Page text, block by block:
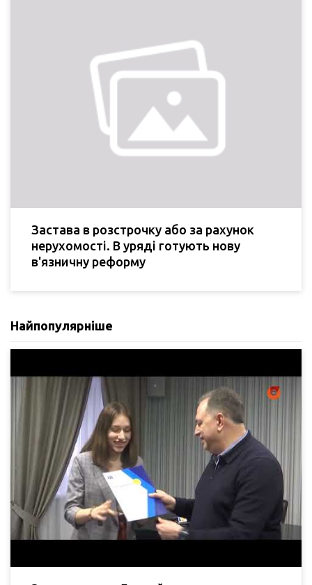
Застава в розстрочку або за рахунок
нерухомості. В уряді готують нову
в'язничну реформу
Найпопулярніше